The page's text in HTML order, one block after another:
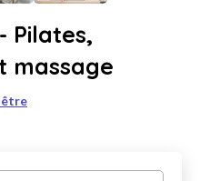
Pilates,
massage
être